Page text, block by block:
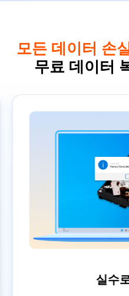
모든 데이터 손
무료 데이터
실수